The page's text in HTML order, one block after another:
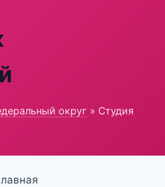
округ » Студия